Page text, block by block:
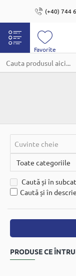
(+40) 744
Cauta
Caută și în
Caută și în
PRODUSE CE